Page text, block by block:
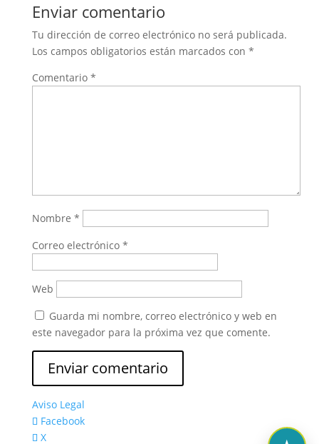
Enviar comentario
Tu dirección de correo electrónico no será publicada.
Los campos obligatorios están marcados con *
Comentario *
Nombre *
Correo electrónico *
Web
Guarda mi nombre, correo electrónico y web en
este navegador para la próxima vez que comente.
Aviso Legal
Facebook
X